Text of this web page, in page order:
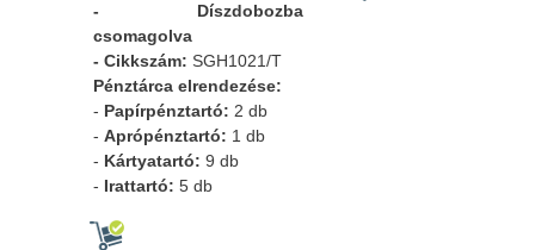
- Díszdobozba
csomagolva
- Cikkszám: SGH1021/T
Pénztárca elrendezése:
- Papírpénztartó: 2 db
- Aprópénztartó: 1 db
- Kártyatartó: 9 db
- Irattartó: 5 db